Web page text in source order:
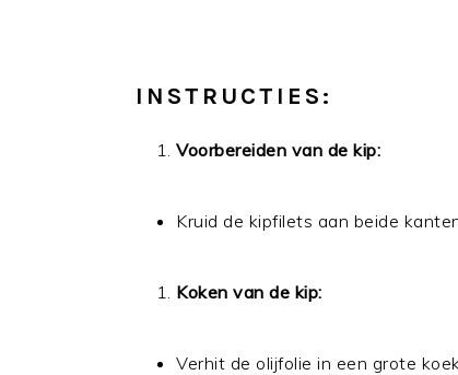
INSTRUCTIES:
Voorbereiden van de kip:
Kruid de kipfilets aan beide
Koken van de kip:
Verhit de olijfolie in een grote